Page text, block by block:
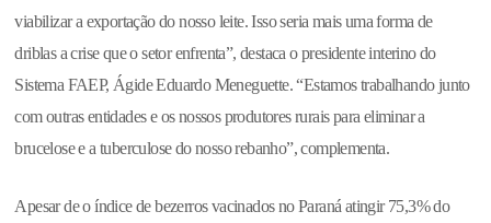
viabilizar a exportação do nosso leite. Isso seria mais uma forma de
driblas a crise que o setor enfrenta”, destaca o presidente interino do
Sistema FAEP, Ágide Eduardo Meneguette. “Estamos trabalhando junto
com outras entidades e os nossos produtores rurais para eliminar a
brucelose e a tuberculose do nosso rebanho”, complementa.
Apesar de o índice de bezerros vacinados no Paraná atingir 75,3% do